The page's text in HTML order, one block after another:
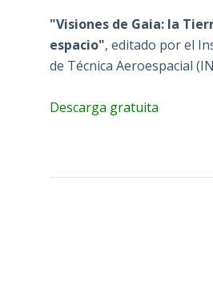
"Visiones de Gaia: la
espacio", editado por el
de Técnica Aeroespacial
Descarga gratuita